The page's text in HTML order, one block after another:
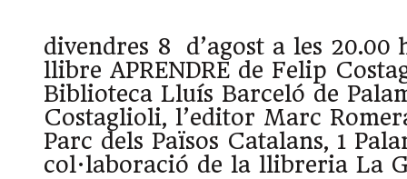
divendres 8 d’agost a les 20.00
llibre APRENDRE de Felip
Biblioteca Lluís Barceló de
Costaglioli, l’editor Marc
Parc dels Països Catalans, 1
col·laboració de la llibreria